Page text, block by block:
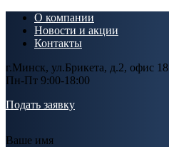
О компании
Новости и акции
Контакты
г.Минск, ул.Брикета, д.2, офис 18
Пн-Пт 9:00-18:00
Подать заявку
Ваше имя